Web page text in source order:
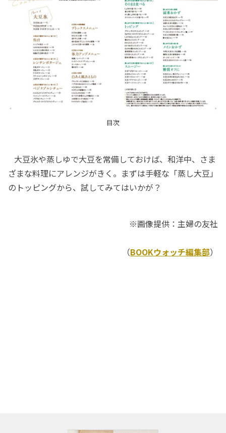
目次
大豆氷や蒸しゆで大豆を常備しておけば、和洋中、さま
ざまな料理にアレンジがきく。まずは手軽な「蒸し大豆」
のトッピングから、試してみてはいかが？
※画像提供：主婦の友社
（BOOKウォッチ編集部）